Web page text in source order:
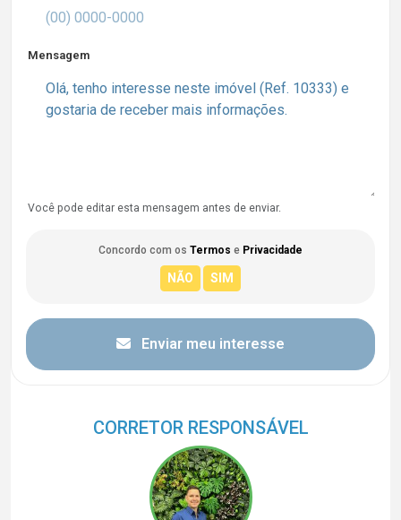
Mensagem
Você pode editar esta mensagem antes de enviar.
Concordo com os Termos e Privacidade
Enviar meu interesse
CORRETOR RESPONSÁVEL